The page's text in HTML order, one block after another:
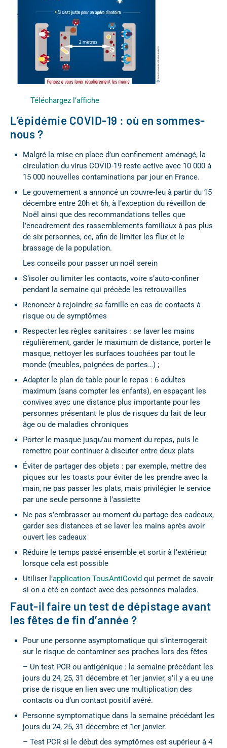
Téléchargez l’affiche
L’épidémie COVID-19 : où en sommes-
nous ?
Malgré la mise en place d’un confinement aménagé, la
circulation du virus COVID-19 reste active avec 10 000 à
15 000 nouvelles contaminations par jour en France.
Le gouvernement a annoncé un couvre-feu à partir du 15
décembre entre 20h et 6h, à l’exception du réveillon de
Noël ainsi que des recommandations telles que
l’encadrement des rassemblements familiaux à pas plus
de six personnes, ce, afin de limiter les flux et le
brassage de la population.
Les conseils pour passer un noël serein
S’isoler ou limiter les contacts, voire s’auto-confiner
pendant la semaine qui précède les retrouvailles
Renoncer à rejoindre sa famille en cas de contacts à
risque ou de symptômes
Respecter les règles sanitaires : se laver les mains
régulièrement, garder le maximum de distance, porter le
masque, nettoyer les surfaces touchées par tout le
monde (meubles, poignées de portes…) ;
Adapter le plan de table pour le repas : 6 adultes
maximum (sans compter les enfants), en espaçant les
convives avec une distance plus importante pour les
personnes présentant le plus de risques du fait de leur
âge ou de maladies chroniques
Porter le masque jusqu’au moment du repas, puis le
remettre pour continuer à discuter entre deux plats
Éviter de partager des objets : par exemple, mettre des
piques sur les toasts pour éviter de les prendre avec la
main, ne pas passer les plats, mais privilégier le service
par une seule personne à l’assiette
Ne pas s’embrasser au moment du partage des cadeaux,
garder ses distances et se laver les mains après avoir
ouvert les cadeaux
Réduire le temps passé ensemble et sortir à l’extérieur
lorsque cela est possible
Utiliser l’application TousAntiCovid qui permet de savoir
si on a été en contact avec des personnes malades.
Faut-il faire un test de dépistage avant
les fêtes de fin d’année ?
Pour une personne asymptomatique qui s’interrogerait
sur le risque de contaminer ses proches lors des fêtes
– Un test PCR ou antigénique : la semaine précédant les
jours du 24, 25, 31 décembre et 1er janvier, s’il y a eu une
prise de risque en lien avec une multiplication des
contacts ou d’un contact positif avéré.
Personne symptomatique dans la semaine précédant les
jours du 24, 25, 31 décembre et 1er janvier.
– Test PCR si le début des symptômes est supérieur à 4